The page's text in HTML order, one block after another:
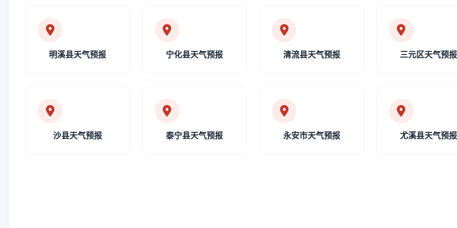
明溪县天气预报 宁化县天气预报 清流县天气预报 三元区天气预报
沙县天气预报 泰宁县天气预报 永安市天气预报 尤溪县天气预报